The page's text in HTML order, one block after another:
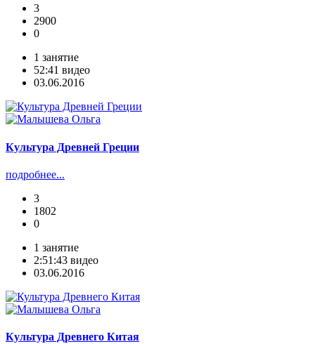
3
2900
0
1 занятие
52:41 видео
03.06.2016
Культура Древней Греции
подробнее...
3
1802
0
1 занятие
2:51:43 видео
03.06.2016
Культура Древнего Китая